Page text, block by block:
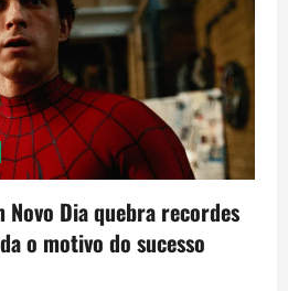
Novo Dia quebra recordes
o motivo do sucesso